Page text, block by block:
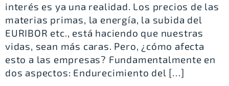
interés es ya una realidad. Los precios de las
materias primas, la energía, la subida del
EURIBOR etc., está haciendo que nuestras
vidas, sean más caras. Pero, ¿cómo afecta
esto a las empresas? Fundamentalmente en
dos aspectos: Endurecimiento del […]